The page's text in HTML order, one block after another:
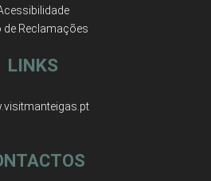
de Reclamações
LINKS